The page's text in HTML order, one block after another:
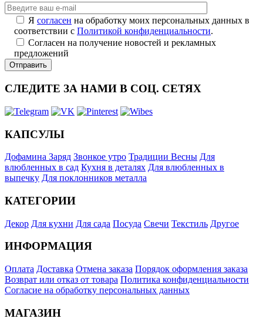
Я согласен на обработку моих персональных данных в
соответствии с Политикой конфиденциальности.
Согласен на получение новостей и рекламных
предложений
СЛЕДИТЕ ЗА НАМИ В СОЦ. СЕТЯХ
КАПСУЛЫ
Дофамина Заряд Звонкое утро Традиции Весны Для
влюбленных в сад Кухня в деталях Для влюбленных в
выпечку Для поклонников металла
КАТЕГОРИИ
Декор Для кухни Для сада Посуда Свечи Текстиль Другое
ИНФОРМАЦИЯ
Оплата Доставка Отмена заказа Порядок оформления заказа
Возврат или отказ от товара Политика конфиденциальности
Согласие на обработку персональных данных
МАГАЗИН